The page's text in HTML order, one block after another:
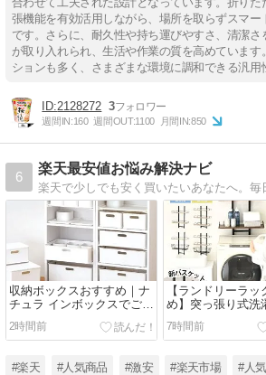
張機能を有効活用しながら、場所を取らずスマー
です。さらに、耐久性や持ち運びやすさ、清潔
が取り入れられ、生活や作業の質を高めていま
ションも多く、さまざまな環境に調和できる汎用
2128272 3
週間IN:160 週間OUT:1100 月間IN:850
6
楽天最安値お悩み解決ナビ
収納ボックスおすすめ｜ナ
チュラ インボックスでごち
ゃつく小物をすっきり収
納！
2時間前
【ランドリーラッ
め】突っ張り式洗
クで洗面所がスッ
納不足を解決
7時間前
#楽天 #人気商品 #激安 #楽天市場 #人気